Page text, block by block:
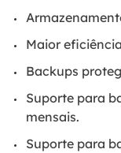
Maior
Backups
Suporte para
mensais.
Suporte para